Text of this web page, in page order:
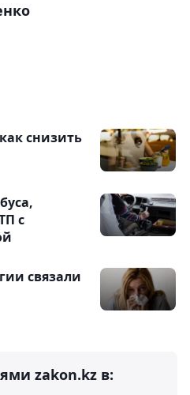
снизить
с
связали
zakon.kz в: